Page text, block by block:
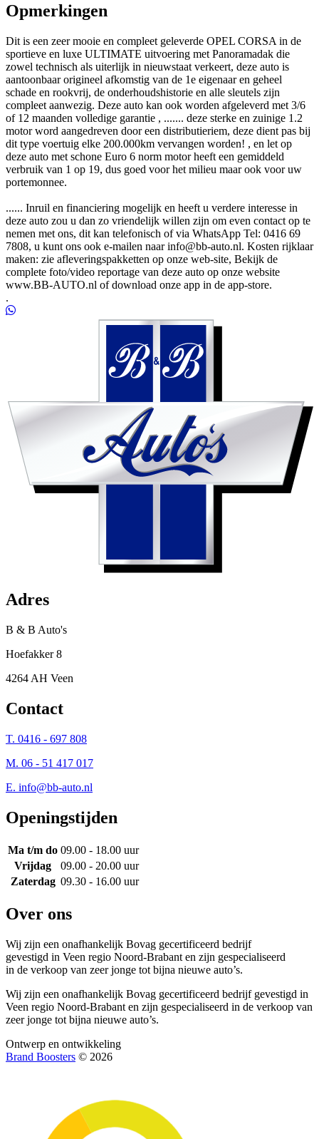
Opmerkingen
Dit is een zeer mooie en compleet geleverde OPEL CORSA in de
sportieve en luxe ULTIMATE uitvoering met Panoramadak die
zowel technisch als uiterlijk in nieuwstaat verkeert, deze auto is
aantoonbaar origineel afkomstig van de 1e eigenaar en geheel
schade en rookvrij, de onderhoudshistorie en alle sleutels zijn
compleet aanwezig. Deze auto kan ook worden afgeleverd met 3/6
of 12 maanden volledige garantie , ....... deze sterke en zuinige 1.2
motor word aangedreven door een distributieriem, deze dient pas bij
dit type voertuig elke 200.000km vervangen worden! , en let op
deze auto met schone Euro 6 norm motor heeft een gemiddeld
verbruik van 1 op 19, dus goed voor het milieu maar ook voor uw
portemonnee.
...... Inruil en financiering mogelijk en heeft u verdere interesse in
deze auto zou u dan zo vriendelijk willen zijn om even contact op te
nemen met ons, dit kan telefonisch of via WhatsApp Tel: 0416 69
7808, u kunt ons ook e-mailen naarinfo@bb-auto.nl. Kosten rijklaar
maken: zie afleveringspakketten op onze web-site, Bekijk de
complete foto/video reportage van deze auto op onze website
www.BB-AUTO.nl of download onze app in de app-store.
.
Adres
B & B Auto's
Hoefakker 8
4264 AH Veen
Contact
T. 0416 - 697 808
M. 06 - 51 417 017
E. info@bb-auto.nl
Openingstijden
Ma t/m do 09.00 - 18.00 uur
Vrijdag
09.00 - 20.00 uur
Zaterdag 09.30 - 16.00 uur
Over ons
Wij zijn een onafhankelijk Bovag gecertificeerd bedrijf
gevestigd in Veen regio Noord-Brabant en zijn gespecialiseerd
in de verkoop van zeer jonge tot bijna nieuwe auto’s.
Wij zijn een onafhankelijk Bovag gecertificeerd bedrijf gevestigd in
Veen regio Noord-Brabant en zijn gespecialiseerd in de verkoop van
zeer jonge tot bijna nieuwe auto’s.
Ontwerp en ontwikkeling
Brand Boosters © 2026